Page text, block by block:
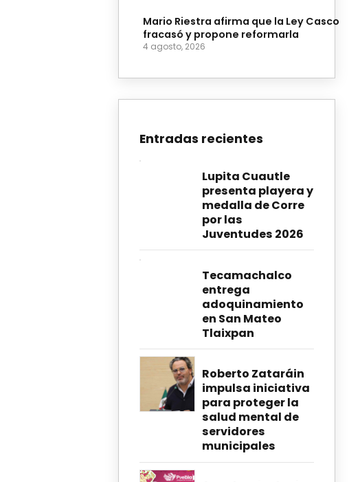
Mario Riestra afirma que la Ley Casco
fracasó y propone reformarla
4 agosto, 2026
Entradas recientes
Lupita Cuautle
presenta playera y
medalla de Corre
por las
Juventudes 2026
Tecamachalco
entrega
adoquinamiento
en San Mateo
Tlaixpan
Roberto Zataráin
impulsa iniciativa
para proteger la
salud mental de
servidores
municipales